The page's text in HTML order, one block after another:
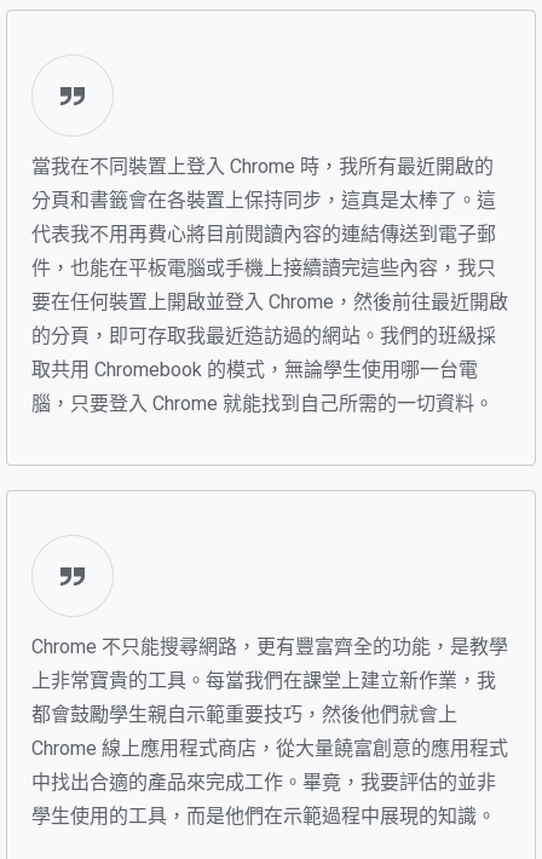
當我在不同裝置上登入 Chrome 時，我所有最近開啟的
分頁和書籤會在各裝置上保持同步，這真是太棒了。這
代表我不用再費心將目前閱讀內容的連結傳送到電子郵
件，也能在平板電腦或手機上接續讀完這些內容，我只
要在任何裝置上開啟並登入 Chrome，然後前往最近開啟
的分頁，即可存取我最近造訪過的網站。我們的班級採
取共用 Chromebook 的模式，無論學生使用哪一台電
腦，只要登入 Chrome 就能找到自己所需的一切資料。
Chrome 不只能搜尋網路，更有豐富齊全的功能，是教學
上非常寶貴的工具。每當我們在課堂上建立新作業，我
都會鼓勵學生親自示範重要技巧，然後他們就會上
Chrome 線上應用程式商店，從大量饒富創意的應用程式
中找出合適的產品來完成工作。畢竟，我要評估的並非
學生使用的工具，而是他們在示範過程中展現的知識。